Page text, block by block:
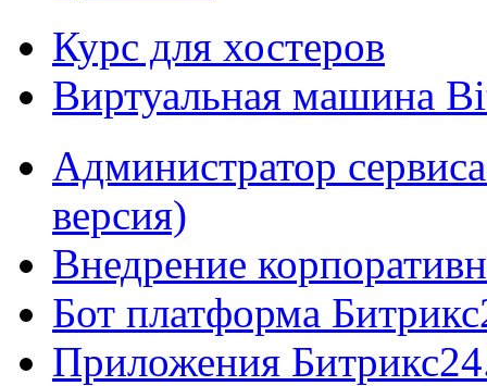
Курс для хостеров
Виртуальная машина
Администратор
версия)
Внедрение
Бот платформа
Приложения